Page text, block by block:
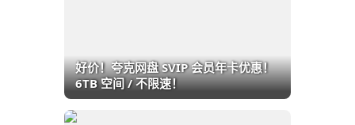
好价！夸克网盘 SVIP 会员年卡优惠！
6TB 空间 / 不限速！